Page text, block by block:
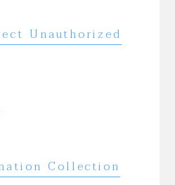
Unauthorized
Collection